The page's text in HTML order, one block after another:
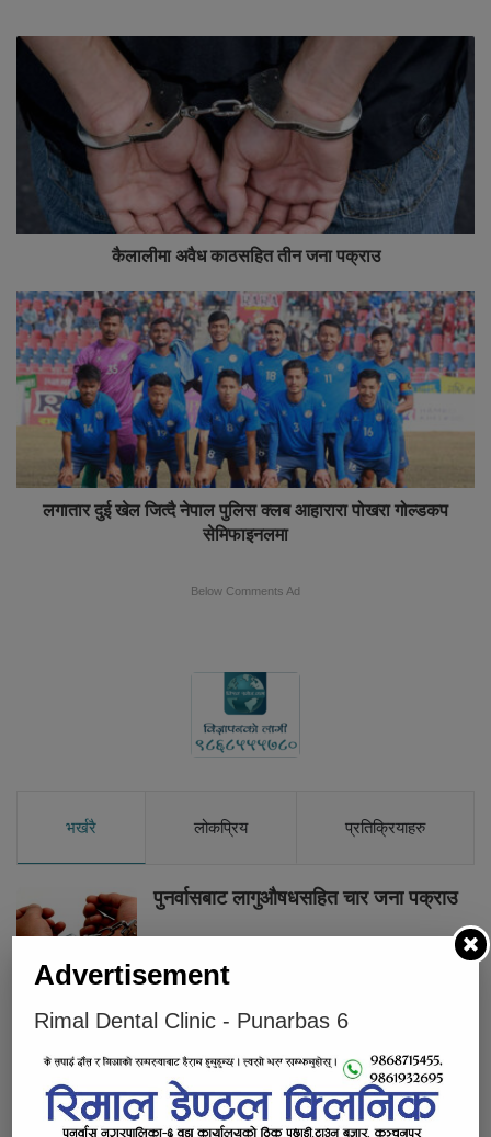
कैलालीमा अवैध काठसहित तीन जना पक्राउ
लगातार दुई खेल जित्दै नेपाल पुलिस क्लब आहारारा पोखरा गोल्डकप
सेमिफाइनलमा
Below Comments Ad
भर्खरै लोकप्रिय प्रतिक्रियाहरु
पुनर्वासबाट लागुऔषधसहित चार जना पक्राउ
पुनर्वासमा तोकिएको भन्दा बढी भाडा लिने
अटोलाई कारबाही
Advertisement
Rimal Dental Clinic - Punarbas 6